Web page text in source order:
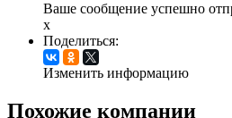
Ваше сообщение успешно
x
Поделиться:
Изменить информацию
Похожие компании